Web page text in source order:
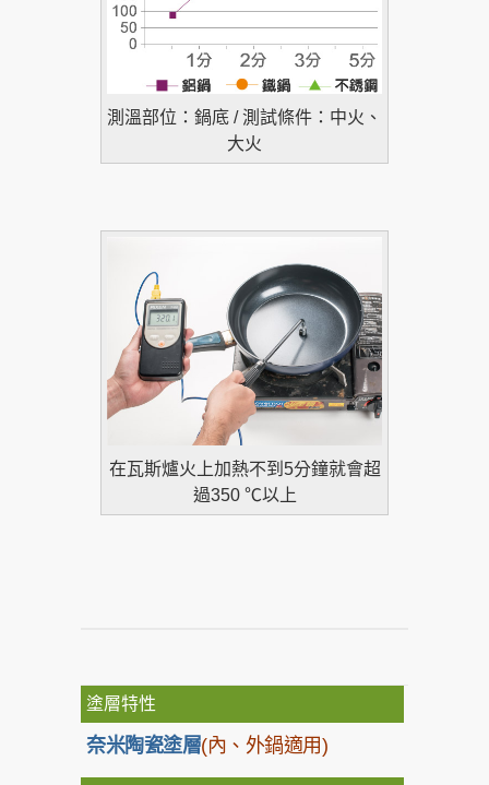
測溫部位：鍋底 / 測試條件：中火、
大火
在瓦斯爐火上加熱不到5分鐘就會超
過350 ℃以上
塗層特性
奈米陶瓷塗層(內、外鍋適用)